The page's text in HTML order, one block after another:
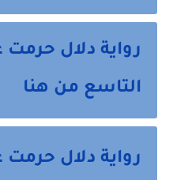
رواية دلال
التاسع من هنا
رواية دلال